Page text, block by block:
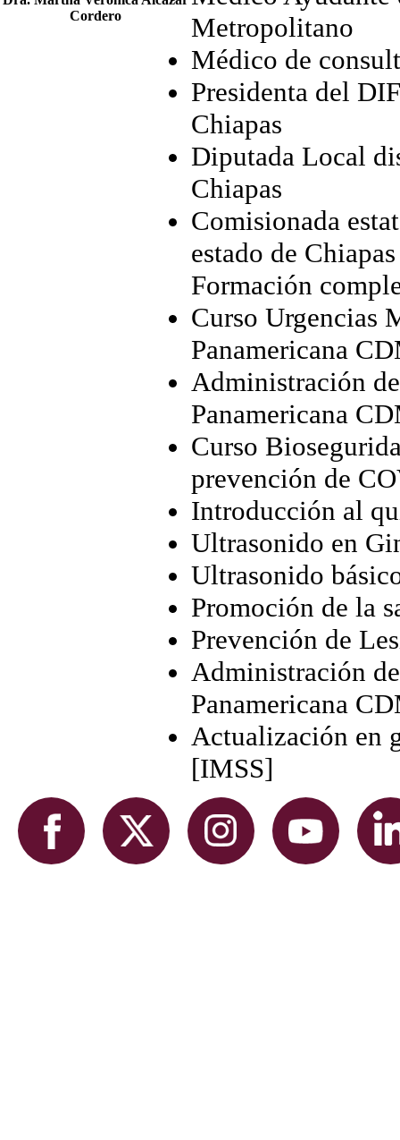
Cordero
Metropolitano
Médico de
Presidenta del
Chiapas
Diputada Local
Chiapas
Comisionada
estado de Chiapas
Formación
Curso Urgencias
Panamericana
Administración
Panamericana
Curso
prevención de
Introducción al
Ultrasonido en
Ultrasonido
Promoción de la
Prevención de
Administración
Panamericana
Actualización en
[IMSS]